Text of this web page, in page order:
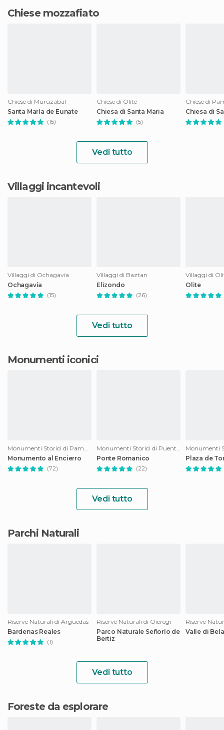
Chiese mozzafiato
Chiese di Muruzábal
Santa María de Eunate
(15)
Chiese di Olite
Chiesa di Santa Maria
(5)
Chiese di
Chiesa di
Vedi tutto
Villaggi incantevoli
Villaggi di Ochagavía
Ochagavía
(15)
Villaggi di Baztan
Elizondo
(26)
Villaggi di
Olite
Vedi tutto
Monumenti iconici
Monumenti Storici di Pamplona
Monumento al Encierro
(72)
Monumenti Storici di Puente la Reina
Ponte Romanico
(22)
Plaza de
Vedi tutto
Parchi Naturali
Riserve Naturali di Arguedas
Bardenas Reales
(1)
Riserve Naturali di Oieregi
Parco Naturale Señorío de
Bertiz
Riserve
Valle di
Vedi tutto
Foreste da esplorare